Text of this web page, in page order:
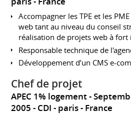
Accompagner les TPE et les
web tant au niveau du conseil
réalisation de projets web à fort
Responsable technique de
Développement d’un CMS e-
Chef de projet
APEC 1% logement
2005 CDI paris France